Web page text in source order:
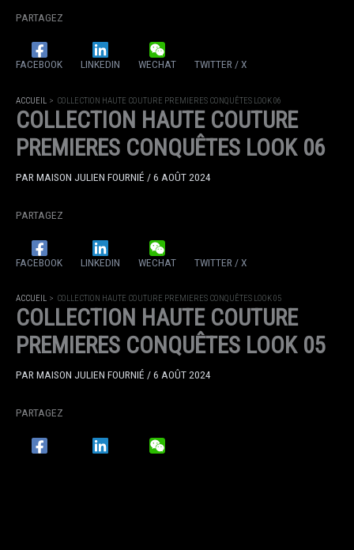
PARTAGEZ
FACEBOOK LINKEDIN WECHAT TWITTER / X
ACCUEIL COLLECTION HAUTE COUTURE PREMIERES CONQUÊTES LOOK 06
COLLECTION HAUTE COUTURE
PREMIERES CONQUÊTES LOOK 06
PAR MAISON JULIEN FOURNIÉ /6 AOÛT 2024
PARTAGEZ
FACEBOOK LINKEDIN WECHAT TWITTER / X
ACCUEIL COLLECTION HAUTE COUTURE PREMIERES CONQUÊTES LOOK 05
COLLECTION HAUTE COUTURE
PREMIERES CONQUÊTES LOOK 05
PAR MAISON JULIEN FOURNIÉ /6 AOÛT 2024
PARTAGEZ